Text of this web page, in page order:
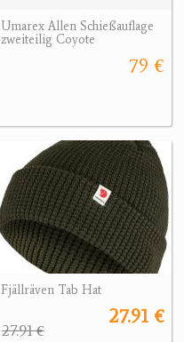
Umarex Allen Schießauflage
zweiteilig Coyote
79 €
Fjällräven Tab Hat
27.91 €
27.91 €